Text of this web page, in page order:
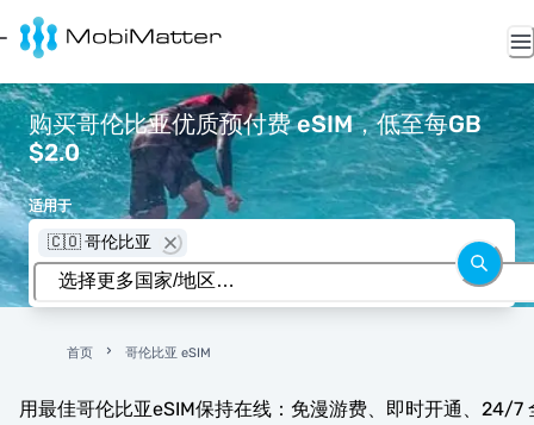
购买哥伦比亚优质预付费 eSIM，低至每GB
$2.0
适用于
🇨🇴 哥伦比亚
首页 哥伦比亚 eSIM
用最佳哥伦比亚eSIM保持在线：免漫游费、即时开通、24/7